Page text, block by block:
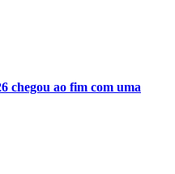
chegou ao fim com uma